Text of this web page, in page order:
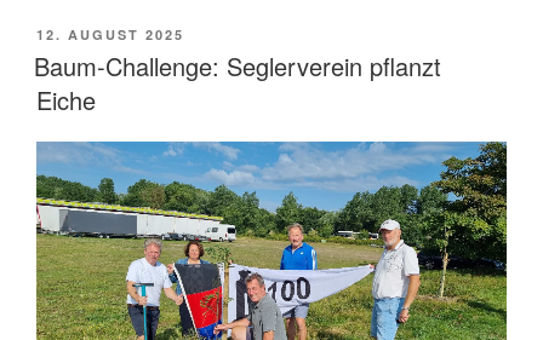
VERÖFFENTLICHT
AM
12. AUGUST 2025
Baum-Challenge: Seglerverein pflanzt
Eiche